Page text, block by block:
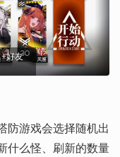
好友
防游戏会选择随机出
什么怪、刷新的数量